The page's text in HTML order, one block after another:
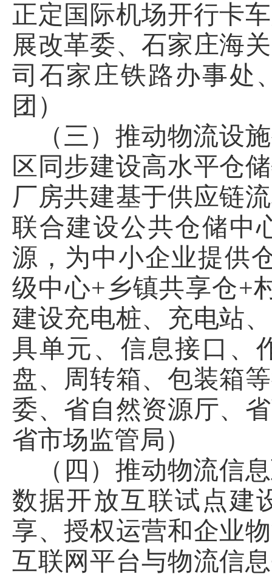
正定国际机场开行卡
展改革委、石家庄海
司石家庄铁路办事处
团）
（三）推动物流设
区同步建设高水平仓
厂房共建基于供应链
联合建设公共仓储中
源，为中小企业提供
级中心+乡镇共享仓+
建设充电桩、充电站
具单元、信息接口、
盘、周转箱、包装箱
委、省自然资源厅、
省市场监管局）
（四）推动物流信
数据开放互联试点建
享、授权运营和企业
互联网平台与物流信